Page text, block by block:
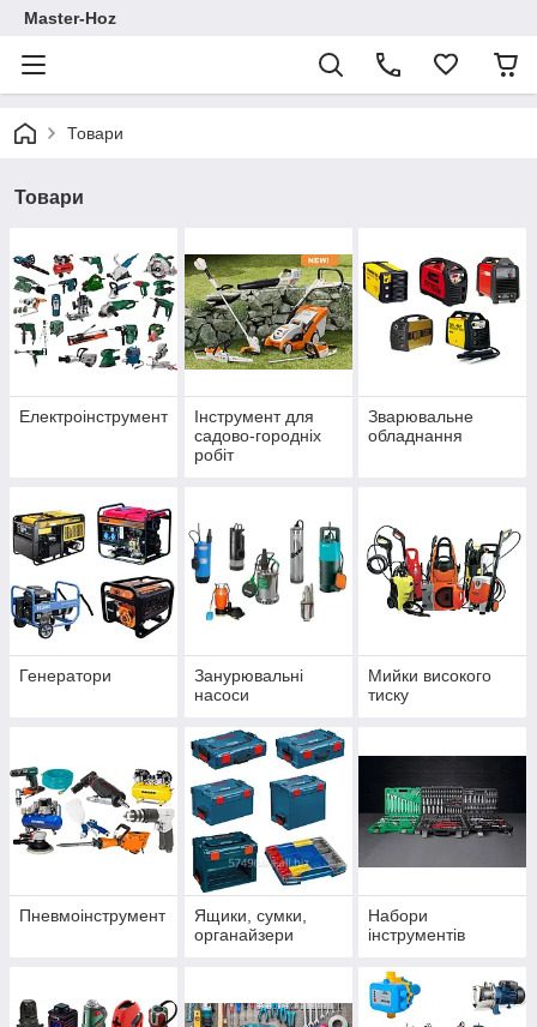
Master-Hoz
Товари
Товари
Електроінструмент
Інструмент для
садово-городніх
робіт
Зварювальне
обладнання
Генератори
Занурювальні
насоси
Мийки високого
тиску
Пневмоінструмент
Ящики, сумки,
органайзери
Набори
інструментів